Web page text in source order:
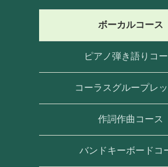
ボーカルコース
ピアノ弾き語りコ
コーラスグループレ
作詞作曲コース
バンドキーボードコ